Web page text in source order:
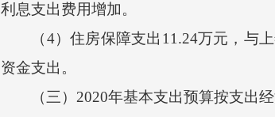
利息支出费用增加。
（4）住房保障支出11.24万元，与上
资金支出。
（三）2020年基本支出预算按支出经